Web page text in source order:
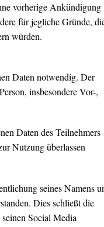
vorherige Ankündigung
für jegliche Gründe,
würden.
Daten notwendig. Der
insbesondere Vor-,
Daten des Teilnehmers
Nutzung überlassen
seines Namens
Dies schließt die
Social Media